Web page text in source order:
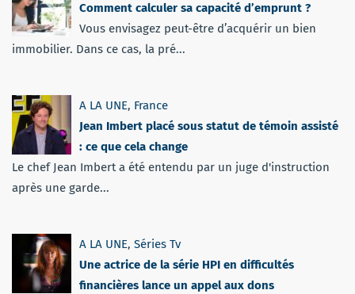
Comment calculer sa capacité d’emprunt ?
Vous envisagez peut-être d’acquérir un bien
immobilier. Dans ce cas, la pré...
A LA UNE, France
Jean Imbert placé sous statut de témoin assisté
: ce que cela change
Le chef Jean Imbert a été entendu par un juge d'instruction
après une garde...
A LA UNE, Séries Tv
Une actrice de la série HPI en difficultés
financières lance un appel aux dons